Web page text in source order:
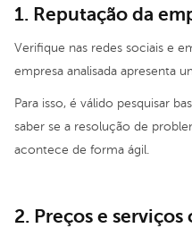
1. Reputação da
Verifique nas redes sociais e
empresa analisada apresenta
Para isso, é válido pesquisar
saber se a resolução de
acontece de forma ágil.
2. Preços e